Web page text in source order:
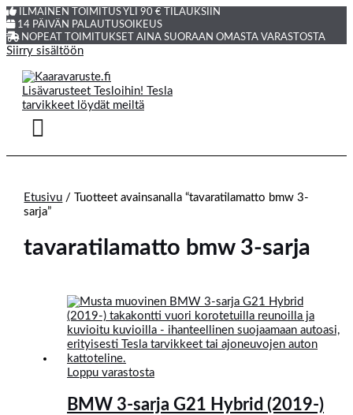
ILMAINEN TOIMITUS YLI 90 € TILAUKSIIN
14 PÄIVÄN PALAUTUSOIKEUS
NOPEAT TOIMITUKSET AINA SUORAAN OMASTA VARASTOSTA
Siirry sisältöön
Etusivu / Tuotteet avainsanalla “tavaratilamatto bmw 3-
sarja”
tavaratilamatto bmw 3-sarja
Loppu varastosta
BMW 3-sarja G21 Hybrid (2019-)